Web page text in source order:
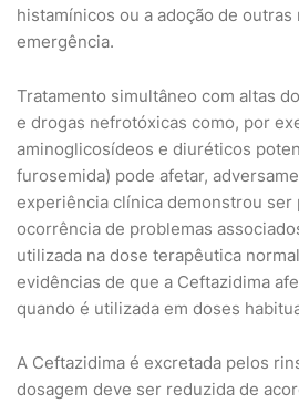
histamínicos ou a adoção de outras
emergência.
Tratamento simultâneo com altas
e drogas nefrotóxicas como, por
aminoglicosídeos e diuréticos
furosemida) pode afetar,
experiência clínica demonstrou ser
ocorrência de problemas
utilizada na dose terapêutica
evidências de que a Ceftazidima
quando é utilizada em doses
A Ceftazidima é excretada pelos
dosagem deve ser reduzida de